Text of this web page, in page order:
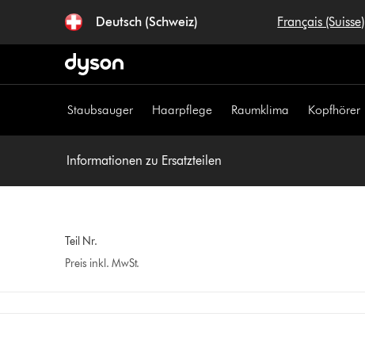
überspringen
Deutsch (Schweiz) Français (Suisse)
Staubsauger Haarpflege Raumklima Kopfhörer
Informationen zu Ersatzteilen
Teil Nr.
Preis inkl. MwSt.